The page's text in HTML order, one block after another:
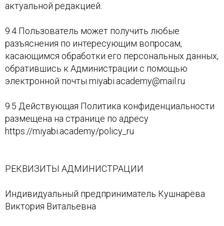
актуальной редакцией.
9.4 Пользователь может получить любые
разъяснения по интересующим вопросам,
касающимся обработки его персональных данных,
обратившись к Администрации с помощью
электронной почты miyabi.academy@mail.ru
9.5 Действующая Политика конфиденциальности
размещена на странице по адресу
https://miyabi.academy/policy_ru
РЕКВИЗИТЫ АДМИНИСТРАЦИИ
Индивидуальный предприниматель Кушнарёва
Виктория Витальевна